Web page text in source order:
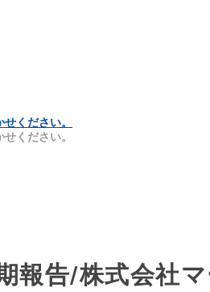
ください。
ください。
報告/株式会社